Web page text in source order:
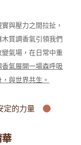
與壓力之間拉扯，
質調香氣引領我們
氣場，在日常中重
氣展開一場森呼吸
與世界共生。
定的力量